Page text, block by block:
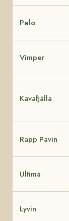
Pelo
Vimper
Kavafjälla
Rapp Pavin
Ultima
Lyvin